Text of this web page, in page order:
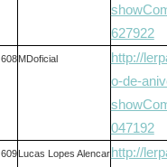
627922
608MDoficial
http://
o-de-
047192
609Lucas Lopes Alencar http://